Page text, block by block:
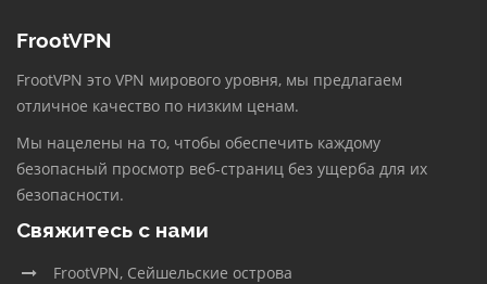
FrootVPN
FrootVPN это VPN мирового уровня, мы предлагаем
отличное качество по низким ценам.
Мы нацелены на то, чтобы обеспечить каждому
безопасный просмотр веб-страниц без ущерба для их
безопасности.
Свяжитесь с нами
FrootVPN, Сейшельские острова